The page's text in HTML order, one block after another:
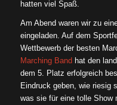
hatten viel Spaß.
Am Abend waren wir zu
eingeladen. Auf dem
Wettbewerb der besten
Marching Band hat den
dem 5. Platz erfolgreich
Eindruck geben, wie riesig
was sie für eine tolle Show